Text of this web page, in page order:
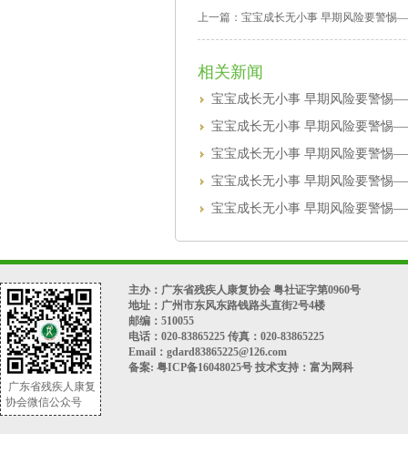
上一篇：宝宝成长无小事 早期风险要警惕
相关新闻
宝宝成长无小事 早期风险要警惕
宝宝成长无小事 早期风险要警惕
宝宝成长无小事 早期风险要警惕
宝宝成长无小事 早期风险要警惕
宝宝成长无小事 早期风险要警惕
广东省残疾人康复
协会微信公众号
主办：广东省残疾人康复协会 粤社证字第0960号
地址：广州市东风东路钱路头直街2号4楼
邮编：510055
电话：020-83865225 传真：020-83865225
Email：gdard83865225@126.com
备案: 粤ICP备16048025号 技术支持： 富为网科